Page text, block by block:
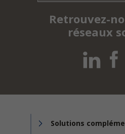
Retrouvez-
réseaux
Solutions